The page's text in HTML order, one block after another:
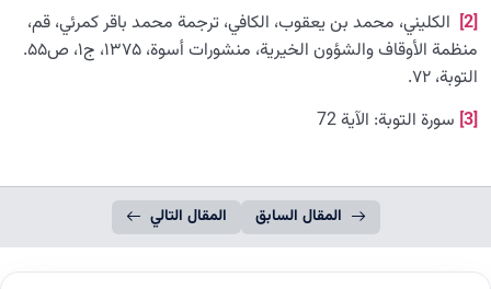
[2]
الكليني، محمد بن يعقوب، الكافي، ترجمة محمد باقر كمرئي، قم،
منظمة الأوقاف والشؤون الخيرية، منشورات أسوة، ۱۳۷۵، ج۱، ص۵۵.
التوبة، ۷۲.
[3]
سورة التوبة: الآية 72
المقال السابق المقال التالي